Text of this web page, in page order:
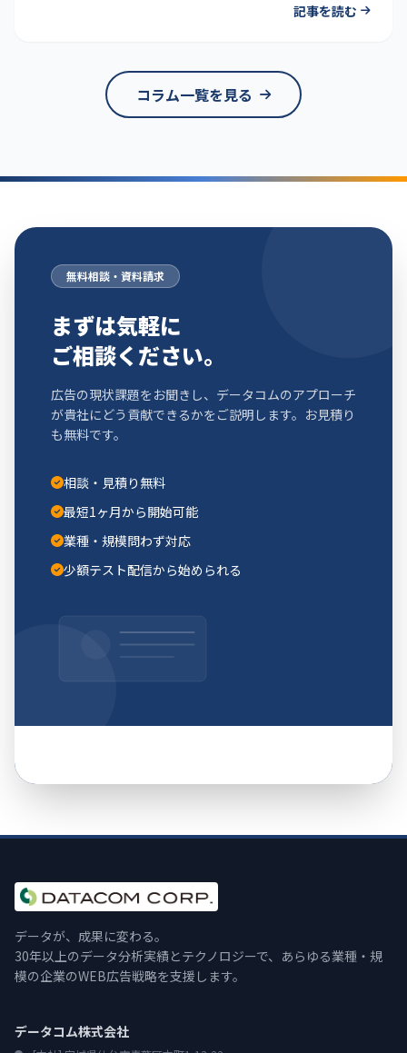
記事を読む
コラム一覧を見る
無料相談・資料請求
まずは気軽に
ご相談ください。
広告の現状課題をお聞きし、データコムのアプローチ
が貴社にどう貢献できるかをご説明します。お見積り
も無料です。
相談・見積り無料
最短1ヶ月から開始可能
業種・規模問わず対応
少額テスト配信から始められる
データが、成果に変わる。
30年以上のデータ分析実績とテクノロジーで、あらゆる業種・規
模の企業のWEB広告戦略を支援します。
データコム株式会社